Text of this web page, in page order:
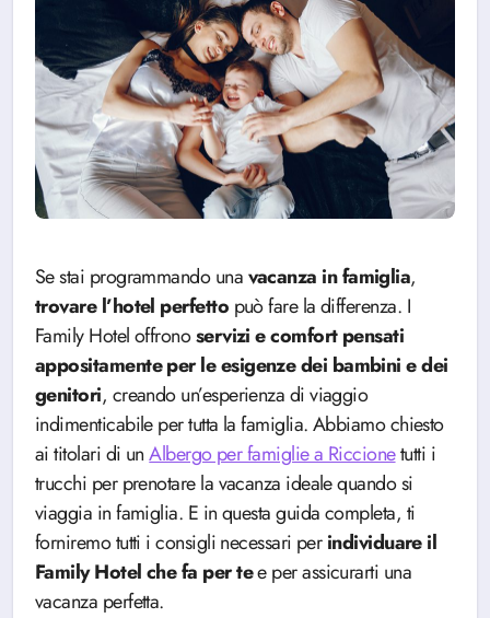
Se stai programmando unavacanza infamiglia,
trovare l’hotel perfetto può fare la differenza. I
Family Hotel offronoservizi e comfort pensati
appositamente per le esigenze dei bambini e dei
genitori, creando un’esperienza di viaggio
indimenticabile per tutta la famiglia. Abbiamo chiesto
ai titolari di unAlbergo per famiglie a Riccionetutti i
trucchi per prenotare la vacanza ideale quando si
viaggia in famiglia. E in questa guida completa, ti
forniremo tutti i consigli necessari perindividuare il
Family Hotel che fa per tee per assicurarti una
vacanza perfetta.